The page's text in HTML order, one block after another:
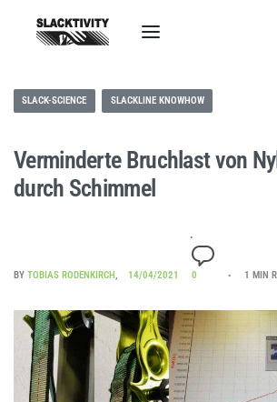
SLACK-SCIENCE SLACKLINE KNOWHOW
Verminderte Bruchlast von
durch Schimmel
BY TOBIAS RODENKIRCH 14/04/2021 0 1 MIN